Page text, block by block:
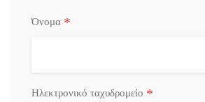
Όνομα *
Ηλεκτρονικό ταχυδρομείο *